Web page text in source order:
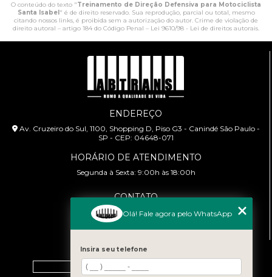
O conteúdo do texto "Treinamento de Direção Defensiva para Motociclista
Santa Isabel" é de direito reservado. Sua reprodução, parcial ou total, mesmo
citando nossos links, é proibida sem a autorização do autor. Crime de violação de
direito autoral – artigo 184 do Código Penal – Lei 9610/98 - Lei de direitos autorais.
ENDEREÇO
Av. Cruzeiro do Sul, 1100, Shopping D, Piso G3 - Canindé São Paulo -
SP - CEP: 04648-071
HORÁRIO DE ATENDIMENTO
Segunda à Sexta: 9:00h às 18:00h
CONTATO
(11) 99458-7351
MENU
Home
Olá! Fale agora pelo WhatsApp
Insira seu telefone